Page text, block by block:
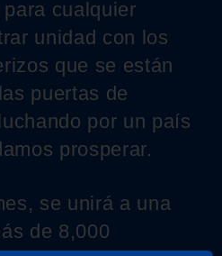
cualquier
unidad con los
que se están
puertas de
por un país
prosperar.
se unirá a una
de 8,000